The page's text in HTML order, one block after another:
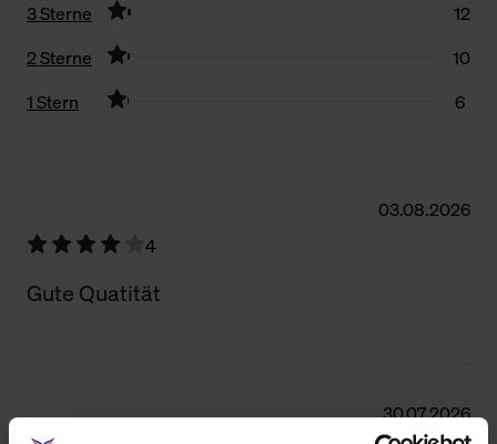
3 Sterne
12
2 Sterne
10
1 Stern
6
03.08.2026
4
Gute Quatität
30.07.2026